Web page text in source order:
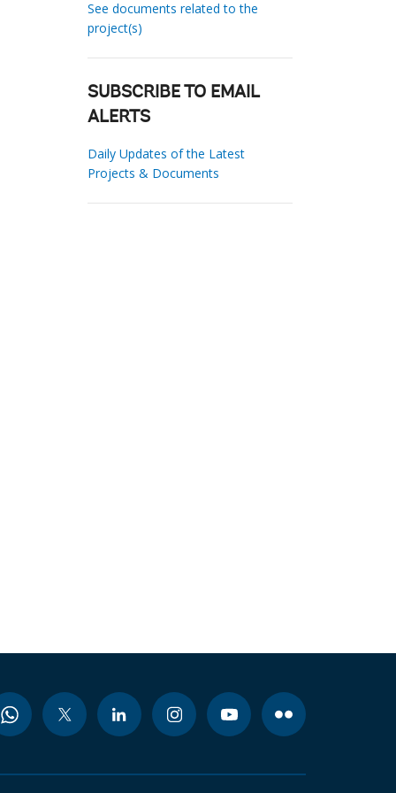
See documents related to the
project(s)
SUBSCRIBE TO EMAIL
ALERTS
Daily Updates of the Latest
Projects & Documents